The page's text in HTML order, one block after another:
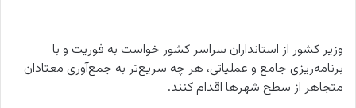
وزیر کشور از استانداران سراسر کشور خواست به فوریت و با
برنامه‌ریزی جامع و عملیاتی، هر چه سریع‌تر به جمع‌آوری معتادان
متجاهر از سطح شهرها اقدام کنند.